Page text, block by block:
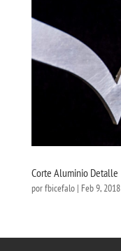
Corte Aluminio Detalle
porfbicefalo| Feb 9, 2018